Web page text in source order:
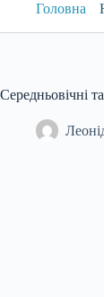
Головна
Середньовічні